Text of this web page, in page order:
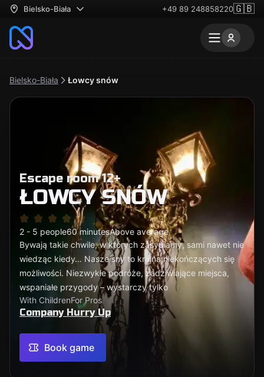
Bielsko-Biała +49 89 248858220🇬🇧
Bielsko-Biała Łowcy snów
Escape room 12+
ŁOWCY SNÓW
2 - 5 people60 minutesAbove average
Bywają takie chwile, w których zasypiamy, sami nawet nie
wiedząc kiedy… Nasze sny to kraina niekończących się
możliwości. Niezwykłe podróże, zadziwiające miejsca,
wspaniałe przygody – wystarczy tylko
With ChildrenFor Pros
Company Hurry Up
Book game